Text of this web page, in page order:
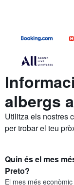
albergs
Utilitza els nostres
per trobar el teu
Quin és el mes
Preto?
El mes més